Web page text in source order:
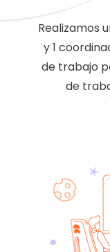
Realizamos
y 1
de trabajo
de